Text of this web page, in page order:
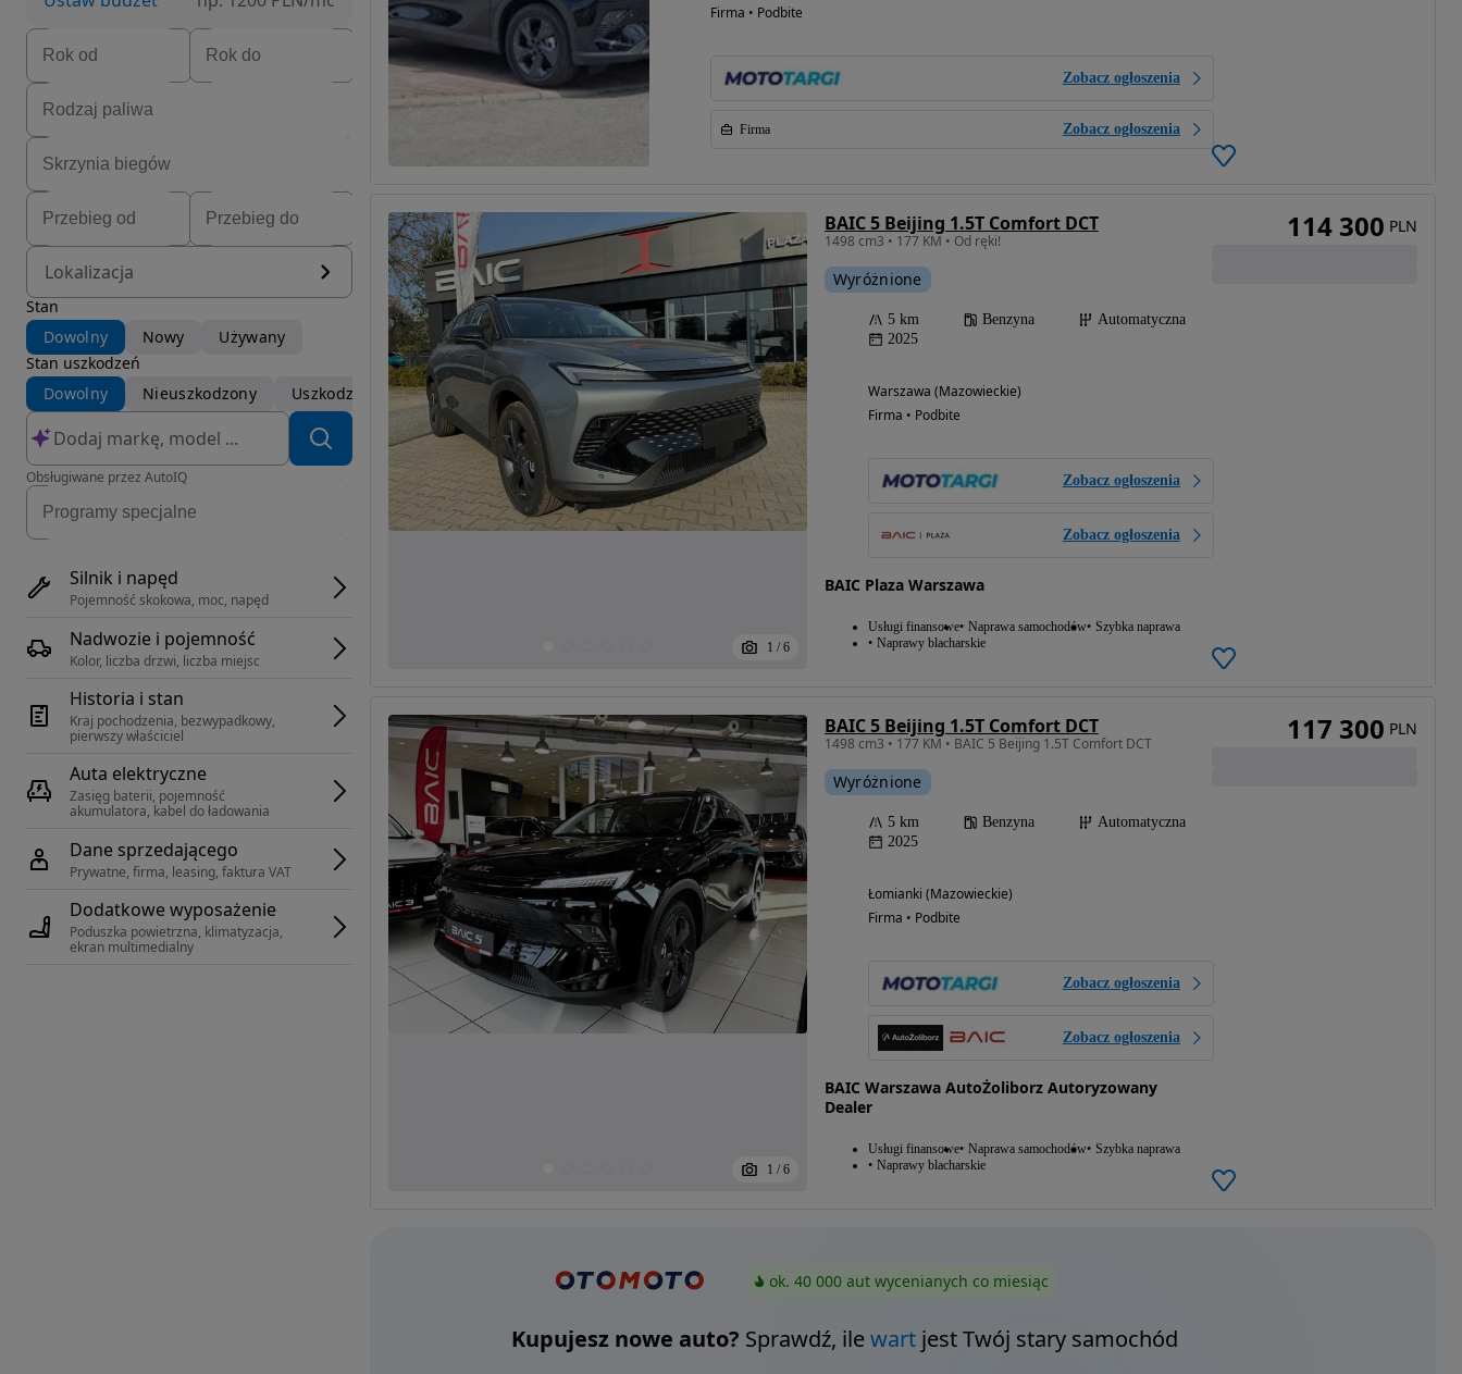
Lokalizacja
Stan
Dowolny
Nowy
Używany
Stan uszkodzeń
Dowolny
Nieuszkodzony Uszkodzony
Obsługiwane przez AutoIQ
Silnik i napęd
Pojemność skokowa, moc, napęd
Nadwozie i pojemność
Kolor, liczba drzwi, liczba miejsc
Historia i stan
Kraj pochodzenia, bezwypadkowy,
pierwszy właściciel
Auta elektryczne
Zasięg baterii, pojemność
akumulatora, kabel do ładowania
Dane sprzedającego
Prywatne, firma, leasing, faktura VAT
Dodatkowe wyposażenie
Poduszka powietrzna, klimatyzacja,
ekran multimedialny
Firma • Podbite
Zobacz ogłoszenia
Firma Zobacz ogłoszenia
1 / 6
BAIC 5 Beijing 1.5T Comfort DCT
1498 cm3 • 177 KM • Od ręki!
Wyróżnione
5 km Benzyna
Automatyczna
2025
Warszawa (Mazowieckie)
Firma • Podbite
Zobacz ogłoszenia
Zobacz ogłoszenia
BAIC Plaza Warszawa
Usługi finansowe Naprawa samochodów Szybka naprawa
Naprawy blacharskie
114 300 PLN
1 / 6
BAIC 5 Beijing 1.5T Comfort DCT
1498 cm3 • 177 KM • BAIC 5 Beijing 1.5T Comfort DCT
Wyróżnione
5 km Benzyna
Automatyczna
2025
Łomianki (Mazowieckie)
Firma • Podbite
Zobacz ogłoszenia
Zobacz ogłoszenia
BAIC Warszawa AutoŻoliborz Autoryzowany
Dealer
Usługi finansowe Naprawa samochodów Szybka naprawa
Naprawy blacharskie
117 300 PLN
ok. 40 000 aut wycenianych co miesiąc
Kupujesz nowe auto? Sprawdź, ilewartjest Twój stary samochód